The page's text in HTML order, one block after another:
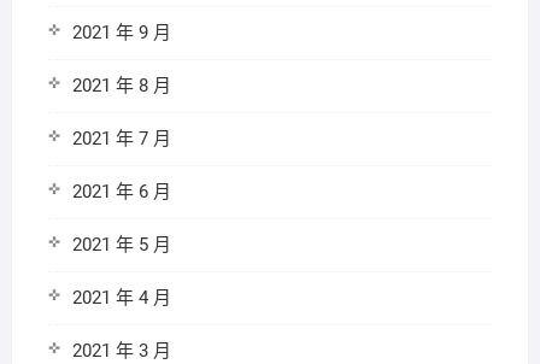
2021 年 9 月
2021 年 8 月
2021 年 7 月
2021 年 6 月
2021 年 5 月
2021 年 4 月
2021 年 3 月